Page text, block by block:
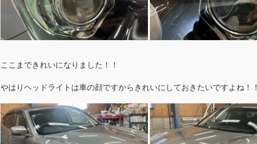
ここまできれいになりました！！
やはりヘッドライトは車の顔ですからきれいにしておきたいですよね！！